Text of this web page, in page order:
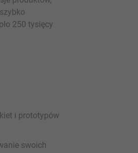
250 tysięcy
i prototypów
swoich